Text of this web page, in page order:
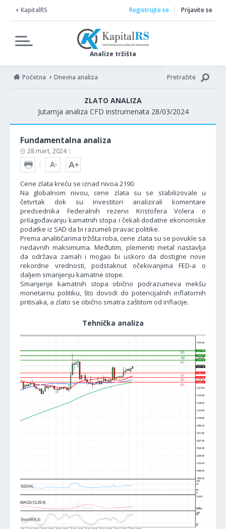
KapitalRS
Analize tržišta
Registrujte se Prijavite se
Početna Dnevna analiza Pretražite
ZLATO ANALIZA
Jutarnja analiza CFD instrumenata 28/03/2024
Fundamentalna analiza
28 mart, 2024
Cene zlata kreću se iznad nivoa 2190.
Na globalnom nivou, cene zlata su se stabilizovale u
četvrtak dok su investitori analizirali komentare
predsednika Federalnih rezervi Kristofera Volera o
prilagođavanju kamatnih stopa i čekali dodatne ekonomske
podatke iz SAD da bi razumeli pravac politike.
Prema analitičarima tržišta roba, cene zlata su se povukle sa
nedavnih maksimuma. Međutim, plemeniti metal nastavlja
da održava zamah i mogao bi uskoro da dostigne nove
rekordne vrednosti, podstaknut očekivanjima FED-a o
daljem smanjenju kamatne stope.
Smanjenje kamatnih stopa obično podrazumeva mekšu
monetarnu politiku, što dovodi do potencijalnih inflatornih
pritisaka, a zlato se obično smatra zaštitom od inflacije.
Tehnička analiza